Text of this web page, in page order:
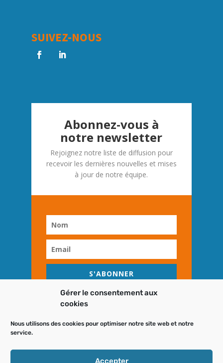
Gérer le consentement aux
cookies
Nous utilisons des cookies pour optimiser notre site web et notre
service.
Accepter
SUIVEZ-NOUS
Abonnez-vous à
notre newsletter
Rejoignez notre liste de diffusion pour
recevoir les dernières nouvelles et mises
à jour de notre équipe.
S'ABONNER